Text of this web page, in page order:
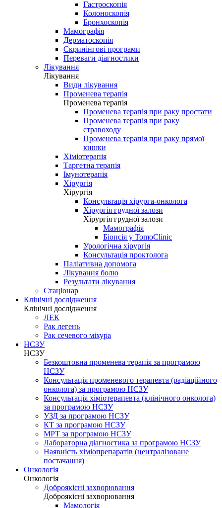
Гастроскопія
Колоноскопія
Бронхоскопія
Мамографія
Дерматоскопія
Скринінгові програми
Переваги діагностики
Лікування
Лікування
Види лікування
Променева терапія
Променева терапія
Променева терапія при раку простати
Променева терапія при раку
стравоходу
Променева терапія при раку прямої
кишки
Хіміотерапія
Таргетна терапія
Імунотерапія
Хірургія
Хірургія
Консультація хірурга-онколога
Хірургія грудної залози
Хірургія грудної залози
Мамографія
Біопсія у TomoClinic
Урологічна хірургія
Консультація проктолога
Паліативна допомога
Лікування болю
Результати лікування
Стаціонар
Клінічні дослідження
Клінічні дослідження
ЛЕК
Рак легень
Рак сечевого міхура
НСЗУ
НСЗУ
Безкоштовна променева терапія за програмою
НСЗУ
Консультація променевого терапевта (радіаційного
онколога) за програмою НСЗУ
Консультація хіміотерапевта (клінічного онколога)
за програмою НСЗУ
УЗД за програмою НСЗУ
КТ за програмою НСЗУ
МРТ за програмою НСЗУ
Лабораторна діагностика за програмою НСЗУ
Наявність хіміопрепаратів (централізоване
постачання)
Онкологія
Онкологія
Доброякісні захворювання
Доброякісні захворювання
Мамологія